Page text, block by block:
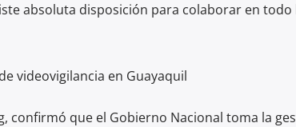
absoluta disposición para colaborar en todo
videovigilancia en Guayaquil
confirmó que el Gobierno Nacional toma la